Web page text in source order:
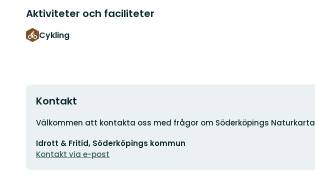
Aktiviteter och faciliteter
Cykling
Kontakt
Adress
Välkommen att kontakta oss med frågor om Söderköpings Naturkarta
postadress
Idrott & Fritid, Söderköpings kommun
Kontakt via e-post